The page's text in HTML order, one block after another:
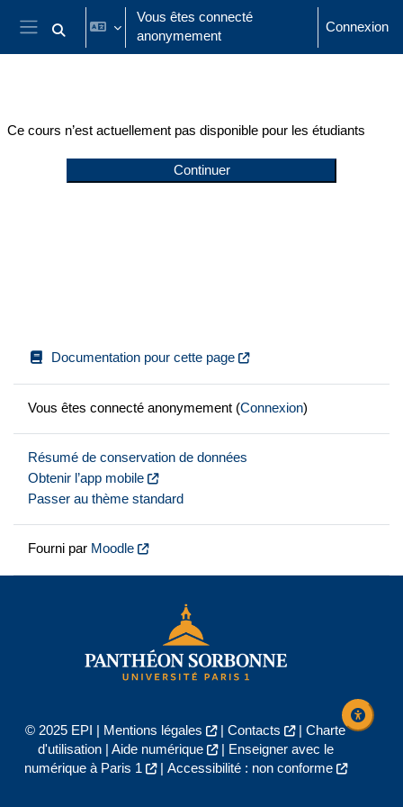
Passer au contenu principal
Panneau latéral
Activer/désactiver la saisie de recherche
Vous êtes connecté
anonymement
Connexion
Ce cours n’est actuellement pas disponible pour les étudiants
Continuer
Documentation pour cette page
Vous êtes connecté anonymement (Connexion)
Résumé de conservation de données
Obtenir l’app mobile
Passer au thème standard
Fourni par Moodle
© 2025 EPI | Mentions légales | Contacts | Charte
d'utilisation| Aide numérique |
Enseigner avec le
numérique à Paris 1
| Accessibilité : non conforme